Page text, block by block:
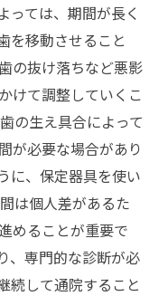
っては、期間が長く
を移動させること
の抜け落ちなど悪影
けて調整していくこ
の生え具合によって
が必要な場合があり
に、保定器具を使い
は個人差があるた
めることが重要で
、専門的な診断が必
続して通院すること